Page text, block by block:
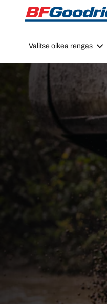
Go to page content
Go to
Valitse oikea rengas